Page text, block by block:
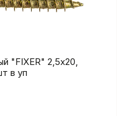
"FIXER" 2,5х20,
в уп